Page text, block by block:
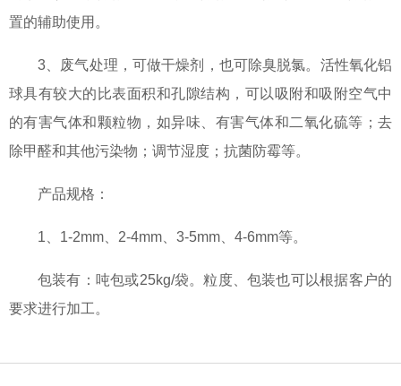
置的辅助使用。
3、废气处理，可做干燥剂，也可除臭脱氯。活性氧化铝
球具有较大的比表面积和孔隙结构，可以吸附和吸附空气中
的有害气体和颗粒物，如异味、有害气体和二氧化硫等；去
除甲醛和其他污染物；调节湿度；抗菌防霉等。
产品规格：
1、1-2mm、2-4mm、3-5mm、4-6mm等。
包装有：吨包或25kg/袋。粒度、包装也可以根据客户的
要求进行加工。